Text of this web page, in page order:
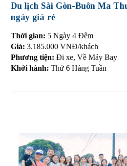
Du lịch Sài Gòn-Buôn Ma
ngày giá rẻ
Thời gian: 5 Ngày 4 Đêm
Giá:3.185.000 VNĐ/khách
Phương tiện: Đi xe, Về Máy Bay
Khởi hành: Thứ 6 Hàng Tuần